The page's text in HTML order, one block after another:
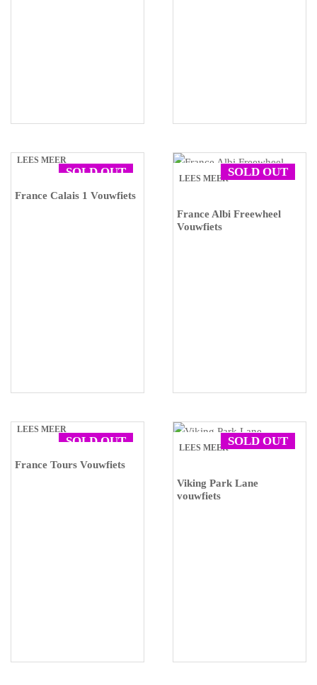
LEES MEER
SOLD OUT
France Calais 1 Vouwfiets
LEES MEERSOLD OUT
France Albi Freewheel
Vouwfiets
LEES MEER
SOLD OUT
France Tours Vouwfiets
LEES MEERSOLD OUT
Viking Park Lane
vouwfiets